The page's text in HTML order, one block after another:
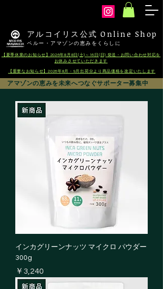
アルコイリス公式 Online Shop
ペルー・アマゾンの恵みをくらしに
【夏季休業のお知らせ】2026年8月8日(土)～16日(日) 発送・お問い合わせ対応を
お休みさせていただきます
【重要なお知らせ】2026年8月・9月出荷分より商品価格を改定いたします
アマゾンの恵みを未来へつなぐサポーター募集中
インカグリーンナッツ マイクロ パウダー
300g
価格
￥3,240